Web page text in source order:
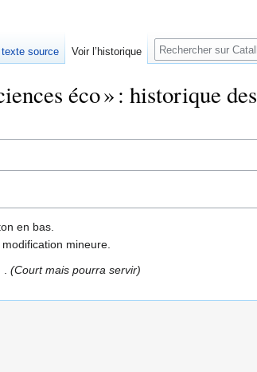
éco » : historique des
en bas.
modification mineure.
Court mais pourra servir
source Voir l’historique Rechercher